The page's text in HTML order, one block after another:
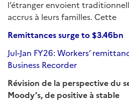
l’étranger envoient
accrus à leurs familles. Cette
Remittances surge to $3.46bn
Jul-Jan FY26: Workers’
Business Recorder
Révision de la perspective du
Moody’s, de positive à stable